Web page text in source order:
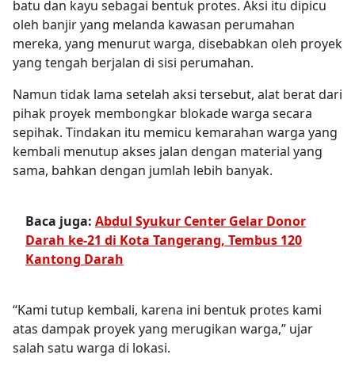
batu dan kayu sebagai bentuk protes. Aksi itu dipicu
oleh banjir yang melanda kawasan perumahan
mereka, yang menurut warga, disebabkan oleh proyek
yang tengah berjalan di sisi perumahan.
Namun tidak lama setelah aksi tersebut, alat berat dari
pihak proyek membongkar blokade warga secara
sepihak. Tindakan itu memicu kemarahan warga yang
kembali menutup akses jalan dengan material yang
sama, bahkan dengan jumlah lebih banyak.
Baca juga: Abdul Syukur Center Gelar Donor
Darah ke-21 di Kota Tangerang, Tembus 120
Kantong Darah
“Kami tutup kembali, karena ini bentuk protes kami
atas dampak proyek yang merugikan warga,” ujar
salah satu warga di lokasi.